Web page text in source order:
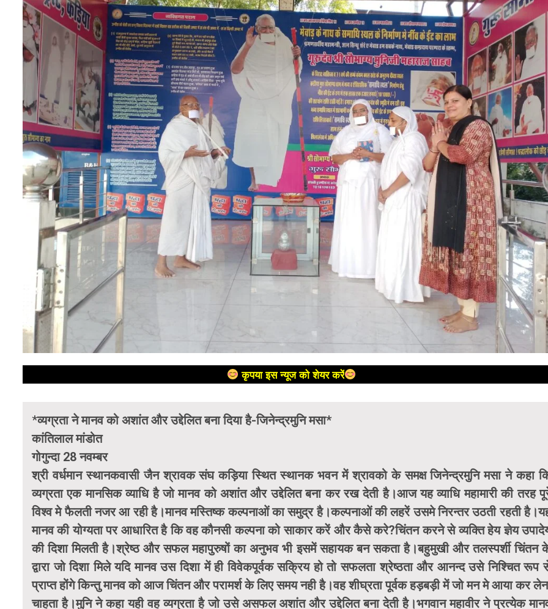
कृपया इस न्यूज को शेयर करें
*व्यग्रता ने मानव को अशांत और उद्देलित बना दिया है-जिनेन्द्रमुनि मसा*
कांतिलाल मांडोत
गोगुन्दा 28 नवम्बर
श्री वर्धमान स्थानकवासी जैन श्रावक संघ कड़िया स्थित स्थानक भवन में श्रावको के समक्ष जिनेन्द्रमुनि मसा ने कहा
व्यग्रता एक मानसिक व्याधि है जो मानव को अशांत और उद्देलित बना कर रख देती है।आज यह व्याधि महामारी की तरह
विश्व मे फैलती नजर आ रही है।मानव मस्तिष्क कल्पनाओं का समुद्र है।कल्पनाओं की लहरें उसमे निरन्तर उठती रहती
मानव की योग्यता पर आधारित है कि वह कौनसी कल्पना को साकार करें और कैसे करे?चिंतन करने से व्यक्ति हेय ज्ञेय
की दिशा मिलती है।श्रेष्ठ और सफल महापुरुषों का अनुभव भी इसमें सहायक बन सकता है।बहुमुखी और तलस्पर्शी चिंतन
द्वारा जो दिशा मिले यदि मानव उस दिशा में ही विवेकपूर्वक सक्रिय हो तो सफलता श्रेष्ठता और आनन्द उसे निश्चित रूप
प्राप्त होंगे किन्तु मानव को आज चिंतन और परामर्श के लिए समय नही है।वह शीघ्रता पूर्वक हड़बड़ी में जो मन मे आया कर
चाहता है।मुनि ने कहा यही वह व्यग्रता है जो उसे असफल अशांत और उद्देलित बना देती है।भगवान महावीर ने प्रत्येक